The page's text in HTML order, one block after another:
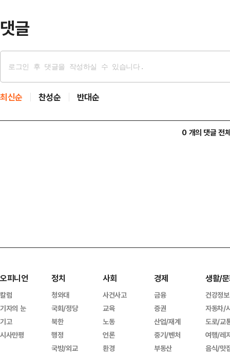
댓글
최신순 찬성순 반대순
0 개의 댓글 전
오피니언
칼럼
기자의 눈
기고
시사만평
정치
청와대
국회/정당
북한
행정
국방/외교
사회
사건사고
교육
노동
언론
환경
경제
금융
증권
산업/재계
중기/벤처
부동산
생활/
건강정보
자동차/
도로/교
여행/레
음식/맛